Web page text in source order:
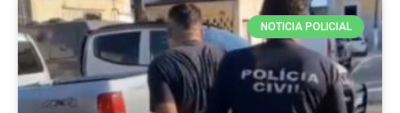
NOTICIA POLICIAL